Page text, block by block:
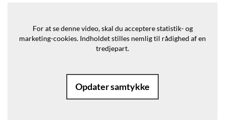
For at se denne video, skal du acceptere statistik- og
marketing-cookies. Indholdet stilles nemlig til rådighed af en
tredjepart.
Opdater samtykke